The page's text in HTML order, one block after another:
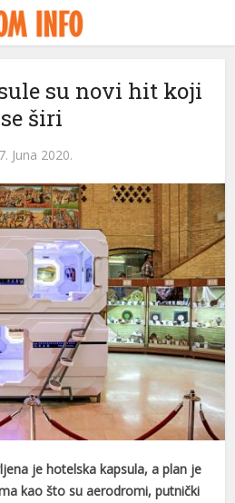
su novi hit koji
se širi
Juna 2020.
je hotelska kapsula, a plan je
kao što su aerodromi, putnički